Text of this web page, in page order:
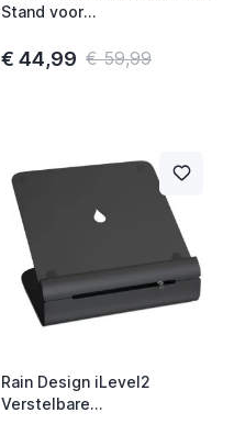
Stand voor
€ 44,99 € 59,99
Rain Design iLevel2
Verstelbare